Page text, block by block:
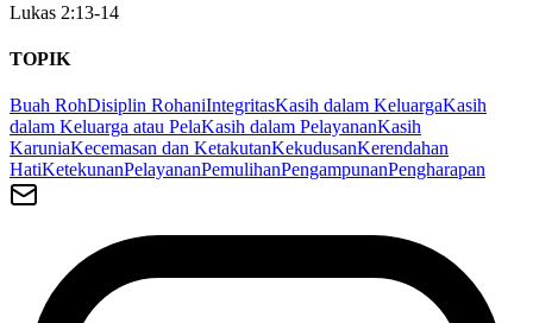
Lukas 2:13-14
TOPIK
Buah RohDisiplin RohaniIntegritasKasih dalam KeluargaKasih
dalam Keluarga atau PelaKasih dalam PelayananKasih
KaruniaKecemasan dan KetakutanKekudusanKerendahan
HatiKetekunanPelayananPemulihanPengampunanPengharapan